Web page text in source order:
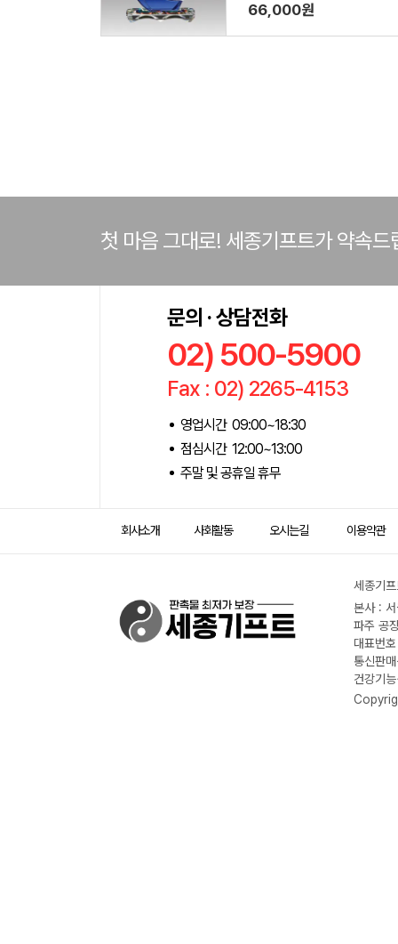
66,000원
첫 마음 그대로! 세종기프트가 약속드
문의 · 상담전화
02) 500-5900
Fax : 02) 2265-4153
영업시간 09:00~18:30
점심시간 12:00~13:00
주말 및 공휴일 휴무
회사소개 사회활동 오시는길 이용약관
세종기
본사 :
파주 공
대표번
통신판
건강기